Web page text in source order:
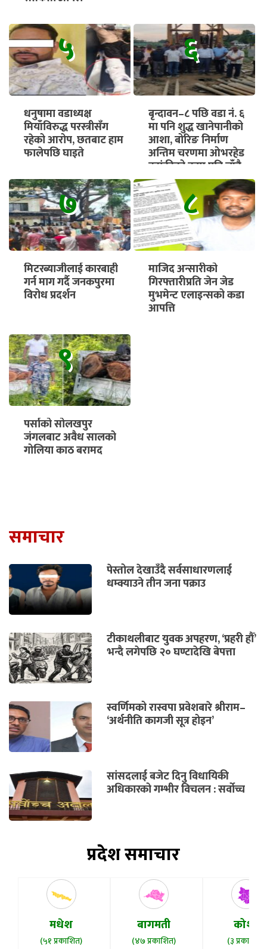
५
धनुषामा वडाध्यक्ष
मियाँविरुद्ध परस्त्रीसँग
रहेको आरोप, छतबाट हाम
फालेपछि घाइते
६
बृन्दावन–८ पछि वडा नं. ६
मा पनि शुद्ध खानेपानीको
आशा, बोरिङ निर्माण
अन्तिम चरणमा ओभरहेड
ट्यांकीको काम पनि चाँडै
सुरु हुने
७
मिटरब्याजीलाई कारबाही
गर्न माग गर्दै जनकपुरमा
विरोध प्रदर्शन
८
माजिद अन्सारीको
गिरफ्तारीप्रति जेन जेड
मुभमेन्ट एलाइन्सको कडा
आपत्ति
९
पर्साको सोलखपुर
जंगलबाट अवैध सालको
गोलिया काठ बरामद
समाचार
पेस्तोल देखाउँदै सर्वसाधारणलाई
धम्क्याउने तीन जना पक्राउ
टीकाथलीबाट युवक अपहरण, ‘प्रहरी हौँ’
भन्दै लगेपछि २० घण्टादेखि बेपत्ता
स्वर्णिमको रास्वपा प्रवेशबारे श्रीराम–
‘अर्थनीति कागजी सूत्र होइन’
सांसदलाई बजेट दिनु विधायिकी
अधिकारको गम्भीर विचलन : सर्वोच्च
प्रदेश समाचार
मधेश
(५१ प्रकाशित)
बागमती
(४७ प्रकाशित)
कोशी
(३ प्रकाशित)